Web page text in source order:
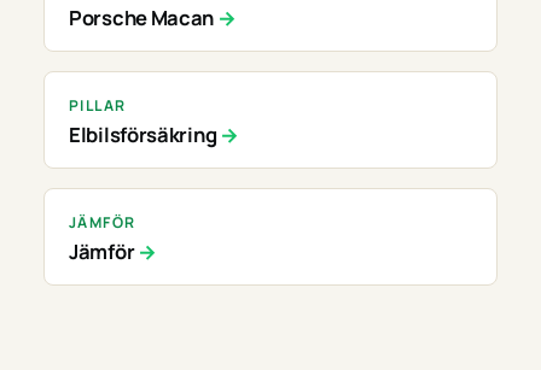
Porsche Macan
PILLAR
Elbilsförsäkring
JÄMFÖR
Jämför